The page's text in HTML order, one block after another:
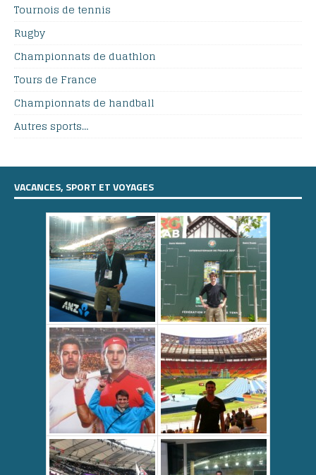
Tournois de tennis
Rugby
Championnats de duathlon
Tours de France
Championnats de handball
Autres sports…
VACANCES, SPORT ET VOYAGES